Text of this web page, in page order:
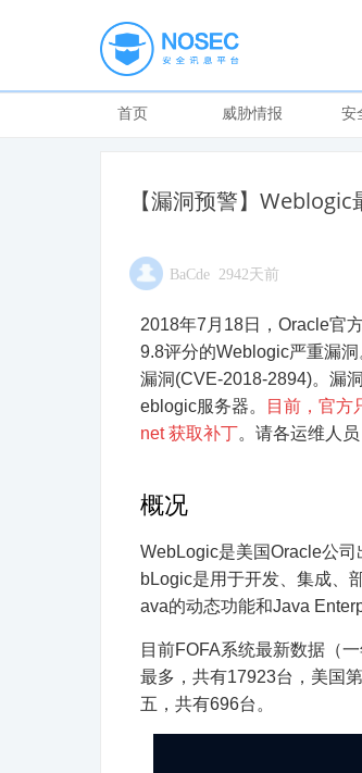
首页 威胁情报 安
【漏洞预警】Weblogic
BaCde 2942天前
2018年7月18日，Oracle官
9.8评分的Weblogic严重漏
漏洞(CVE-2018-2894)。漏
eblogic服务器。
目前，官方
net 获取补丁。请各运维人
概况
WebLogic是美国Oracle公
bLogic是用于开发、集成、
ava的动态功能和Java
目前FOFA系统最新数据（
最多，共有17923台，美国
五，共有696台。